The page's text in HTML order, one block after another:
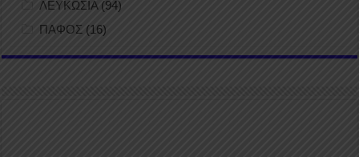
ΛΕΥΚΩΣΙΑ(94)
ΠΑΦΟΣ (16)